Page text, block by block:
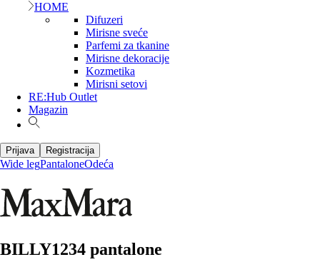
HOME
Difuzeri
Mirisne sveće
Parfemi za tkanine
Mirisne dekoracije
Kozmetika
Mirisni setovi
RE:Hub Outlet
Magazin
Prijava Registracija
Wide legPantaloneOdeća
BILLY1234 pantalone